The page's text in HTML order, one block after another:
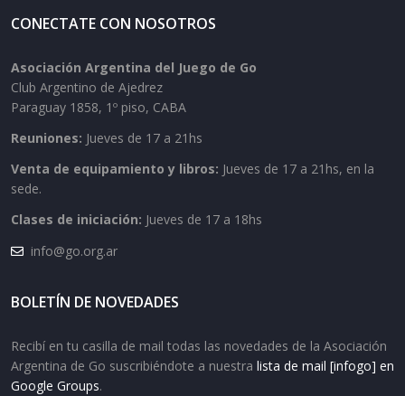
CONECTATE CON NOSOTROS
Asociación Argentina del Juego de Go
Club Argentino de Ajedrez
Paraguay 1858, 1º piso, CABA
Reuniones: Jueves de 17 a 21hs
Venta de equipamiento y libros: Jueves de 17 a 21hs, en la
sede.
Clases de iniciación: Jueves de 17 a 18hs
info@go.org.ar
BOLETÍN DE NOVEDADES
Recibí en tu casilla de mail todas las novedades de la Asociación
Argentina de Go suscribiéndote a nuestra lista de mail [infogo] en
Google Groups.